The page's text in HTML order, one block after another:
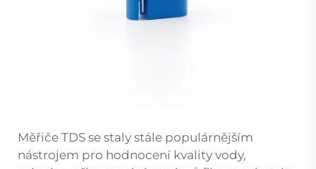
Měřiče TDS se staly stále populárnějším
nástrojem pro hodnocení kvality vody,